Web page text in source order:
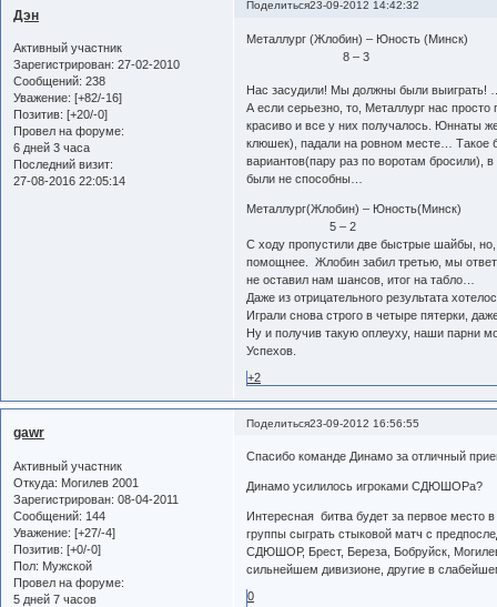
Поделиться23-09-2012 14:42:32
Дэн
Активный участник
Зарегистрирован: 27-02-2010
Сообщений: 238
Уважение: [+82/-16]
Позитив: [+20/-0]
Провел на форуме:
6 дней 3 часа
Последний визит:
27-08-2016 22:05:14
Металлург (Жлобин) – Юность (Минск)
8 – 3
Нас засудили! Мы должны были
А если серьезно, то, Металлург нас
красиво и все у них получалось. Юннаты
клюшек), падали на ровном месте… Такое
вариантов(пару раз по воротам бросили),
были не способны…
Металлург(Жлобин) – Юность(Минск)
5 – 2
С ходу пропустили две быстрые шайбы,
помощнее. Жлобин забил третью, мы
не оставил нам шансов, итог на табло…
Даже из отрицательного результата
Играли снова строго в четыре пятерки,
Ну и получив такую оплеуху, наши парни
Успехов.
+2
Поделиться23-09-2012 16:56:55
gawr
Активный участник
Откуда: Могилев 2001
Зарегистрирован: 08-04-2011
Сообщений: 144
Уважение: [+27/-4]
Позитив: [+0/-0]
Пол: Мужской
Провел на форуме:
5 дней 7 часов
Спасибо команде Динамо за отличный
Динамо усилилось игроками СДЮШОРа?
Интересная битва будет за первое место
группы сыграть стыковой матч с
СДЮШОР, Брест, Береза, Бобруйск,
сильнейшем дивизионе, другие в
0